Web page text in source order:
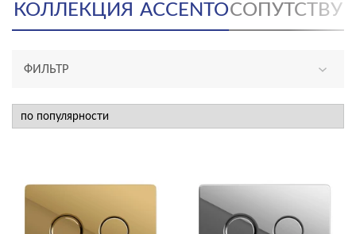
КОЛЛЕКЦИЯ ACCENTO
ФИЛЬТР
инсталляции и комплекты